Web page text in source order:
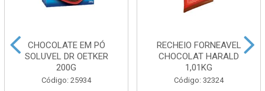
CHOCOLATE EM PÓ
SOLUVEL DR OETKER
200G
Código: 25934
RECHEIO FORNEAVEL
CHOCOLAT HARALD
1,01KG
Código: 32324